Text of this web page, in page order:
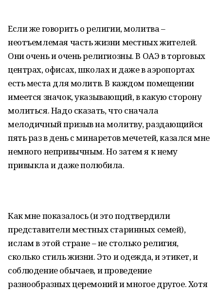
Если же говорить о религии, молитва –
неотъемлемая часть жизни местных жителей.
Они очень и очень религиозны. В ОАЭ в торговых
центрах, офисах, школах и даже в аэропортах
есть места для молитв. В каждом помещении
имеется значок, указывающий, в какую сторону
молиться. Надо сказать, что сначала
мелодичный призыв на молитву, раздающийся
пять раз в день с минаретов мечетей, казался мне
немного непривычным. Но затем я к нему
привыкла и даже полюбила.
Как мне показалось (и это подтвердили
представители местных старинных семей),
ислам в этой стране – не столько религия,
сколько стиль жизни. Это и одежда, и этикет, и
соблюдение обычаев, и проведение
разнообразных церемоний и многое другое. Хотя